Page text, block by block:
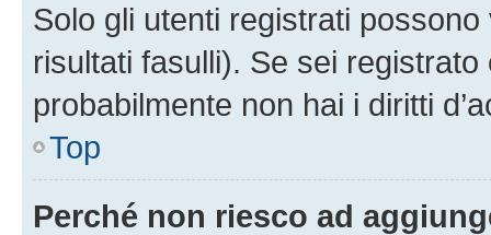
Solo gli utenti registrati
risultati fasulli). Se sei
probabilmente non hai i diritti
Top
Perché non riesco ad